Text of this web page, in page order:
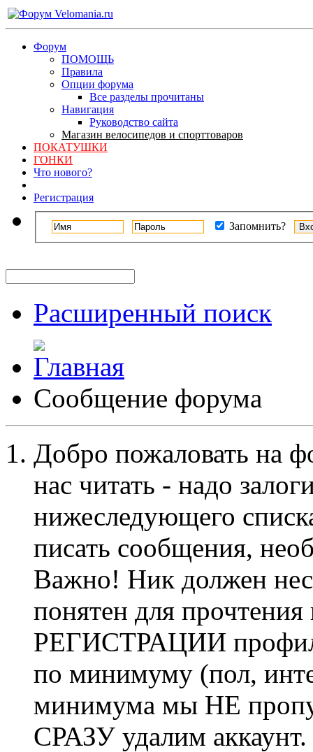
Форум
ПОМОЩЬ
Правила
Опции форума
Все разделы прочитаны
Навигация
Руководство сайта
Магазин велосипедов и спорттоваров
ПОКАТУШКИ
ГОНКИ
Что нового?
Регистрация
Запомнить?
Расширенный поиск
Сообщение форума
Добро пожаловать на
нас читать - надо
нижеследующего
писать сообщения,
Важно! Ник должен
понятен для
РЕГИСТРАЦИИ профиль
по минимуму (пол,
минимума мы НЕ
СРАЗУ удалим